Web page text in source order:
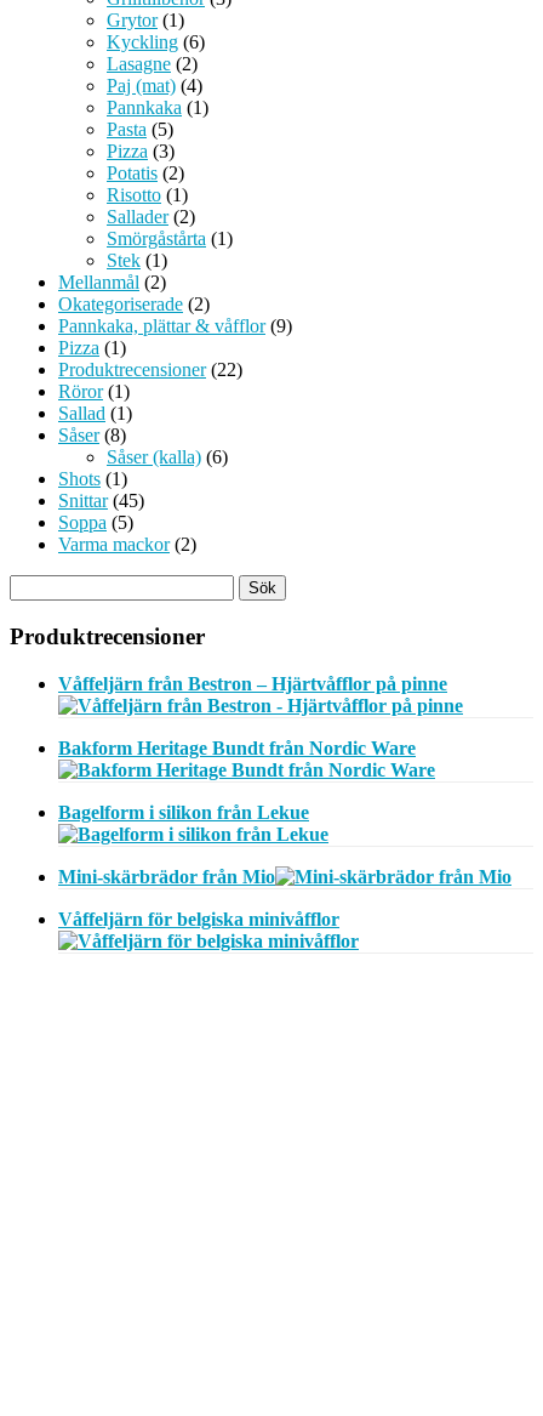
Grytor(1)
Kyckling (6)
Lasagne (2)
Paj (mat) (4)
Pannkaka (1)
Pasta (5)
Pizza (3)
Potatis (2)
Risotto (1)
Sallader(2)
Smörgåstårta (1)
Stek (1)
Mellanmål (2)
Okategoriserade (2)
Pannkaka, plättar & våfflor(9)
Pizza (1)
Produktrecensioner(22)
Röror(1)
Sallad (1)
Såser(8)
Såser (kalla) (6)
Shots (1)
Snittar(45)
Soppa (5)
Varma mackor(2)
Produktrecensioner
Våffeljärn från Bestron – Hjärtvåfflor på pinne
Bakform Heritage Bundt från Nordic Ware
Bagelform i silikon från Lekue
Mini-skärbrädor från Mio
Våffeljärn för belgiska minivåfflor